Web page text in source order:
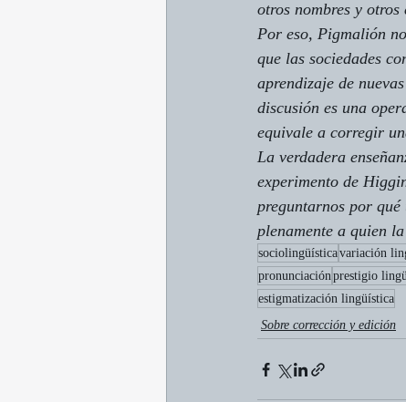
otros nombres y otros
Por eso, Pigmalión
que las sociedades
aprendizaje de
discusión es una
equivale a corregir
La verdadera
experimento de
preguntarnos por qué
plenamente a quien
sociolingüísticavariación
pronunciaciónprestigio
estigmatización lingüística
Sobre corrección y edición